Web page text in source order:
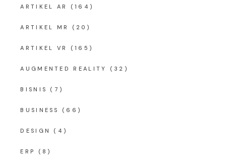
ARTIKEL AR (164)
ARTIKEL MR (20)
ARTIKEL VR (165)
AUGMENTED REALITY (32)
BISNIS (7)
BUSINESS (66)
DESIGN (4)
ERP (8)